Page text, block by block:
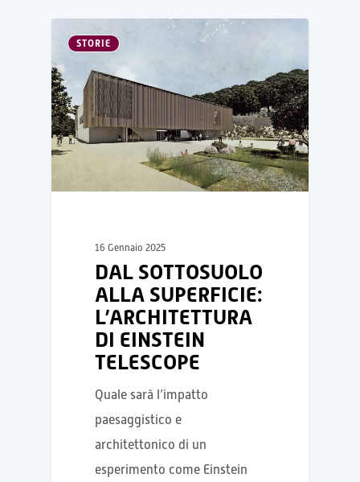
STORIE
16 Gennaio 2025
DAL SOTTOSUOLO
ALLA SUPERFICIE:
L’ARCHITETTURA
DI EINSTEIN
TELESCOPE
Quale sarà l’impatto
paesaggistico e
architettonico di un
esperimento come Einstein